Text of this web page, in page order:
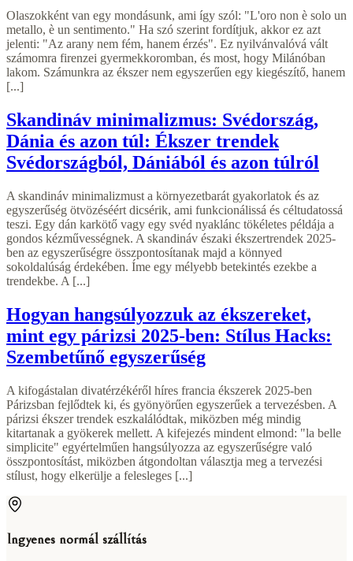
Olaszokként van egy mondásunk, ami így szól: "L'oro non è solo un
metallo, è un sentimento." Ha szó szerint fordítjuk, akkor ez azt
jelenti: "Az arany nem fém, hanem érzés". Ez nyilvánvalóvá vált
számomra firenzei gyermekkoromban, és most, hogy Milánóban
lakom. Számunkra az ékszer nem egyszerűen egy kiegészítő, hanem
[...]
Skandináv minimalizmus: Svédország,
Dánia és azon túl: Ékszer trendek
Svédországból, Dániából és azon túlról
A skandináv minimalizmust a környezetbarát gyakorlatok és az
egyszerűség ötvözéséért dicsérik, ami funkcionálissá és céltudatossá
teszi. Egy dán karkötő vagy egy svéd nyaklánc tökéletes példája a
gondos kézművességnek. A skandináv északi ékszertrendek 2025-
ben az egyszerűségre összpontosítanak majd a könnyed
sokoldalúság érdekében. Íme egy mélyebb betekintés ezekbe a
trendekbe. A [...]
Hogyan hangsúlyozzuk az ékszereket,
mint egy párizsi 2025-ben: Stílus Hacks:
Szembetűnő egyszerűség
A kifogástalan divatérzékéről híres francia ékszerek 2025-ben
Párizsban fejlődtek ki, és gyönyörűen egyszerűek a tervezésben. A
párizsi ékszer trendek eszkalálódtak, miközben még mindig
kitartanak a gyökerek mellett. A kifejezés mindent elmond: "la belle
simplicite" egyértelműen hangsúlyozza az egyszerűségre való
összpontosítást, miközben átgondoltan választja meg a tervezési
stílust, hogy elkerülje a felesleges [...]
Ingyenes normál szállítás